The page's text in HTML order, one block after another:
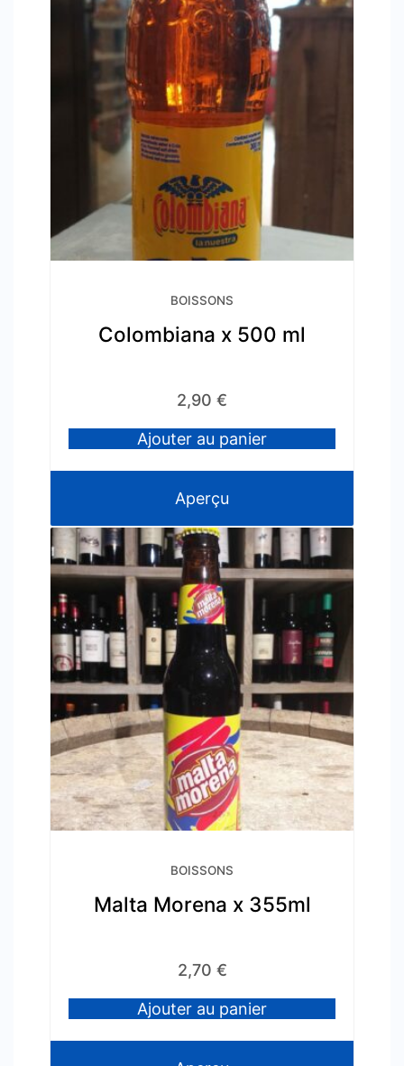
BOISSONS
Colombiana x 500 ml
2,90 €
Ajouter au panier
Aperçu
BOISSONS
Malta Morena x 355ml
2,70 €
Ajouter au panier